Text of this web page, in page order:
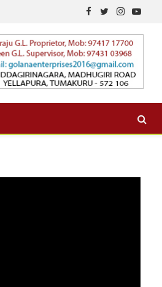
Facebook
TwitterInstagram